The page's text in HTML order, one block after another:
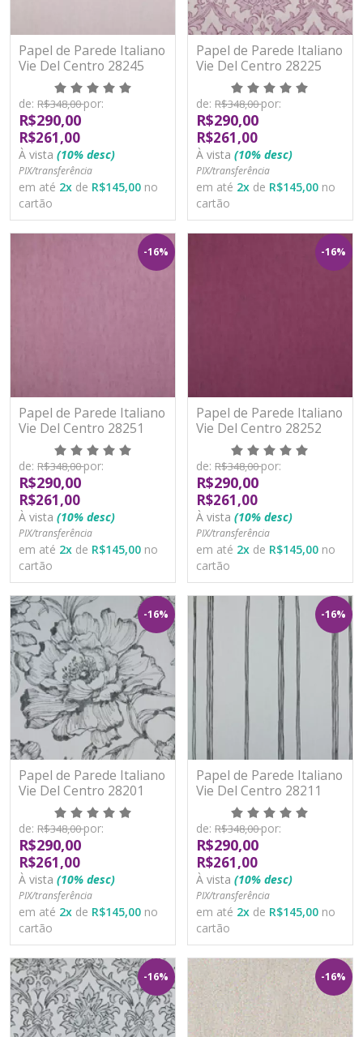
Papel de Parede Italiano
Vie Del Centro 28245
Vinílico Lavável
de: R$348,00por:
R$290,00
R$261,00
À vista (10% desc)
PIX/transferência
em até 2x de R$145,00 no
cartão
Papel de Parede Italiano
Vie Del Centro 28225
Vinílico Lavável
de: R$348,00por:
R$290,00
R$261,00
À vista (10% desc)
PIX/transferência
em até 2x de R$145,00 no
cartão
-16%
Papel de Parede Italiano
Vie Del Centro 28251
Vinílico Lavável
de: R$348,00por:
R$290,00
R$261,00
À vista (10% desc)
PIX/transferência
em até 2x de R$145,00 no
cartão
-16%
Papel de Parede Italiano
Vie Del Centro 28252
Vinílico Lavável
de: R$348,00por:
R$290,00
R$261,00
À vista (10% desc)
PIX/transferência
em até 2x de R$145,00 no
cartão
-16%
Papel de Parede Italiano
Vie Del Centro 28201
Vinílico Lavável
de: R$348,00por:
R$290,00
R$261,00
À vista (10% desc)
PIX/transferência
em até 2x de R$145,00 no
cartão
-16%
Papel de Parede Italiano
Vie Del Centro 28211
Vinílico Lavável
de: R$348,00por:
R$290,00
R$261,00
À vista (10% desc)
PIX/transferência
em até 2x de R$145,00 no
cartão
-16% -16%